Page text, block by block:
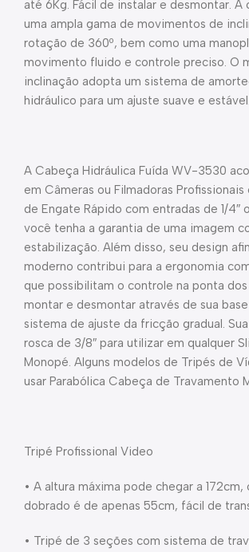
até 6Kg. Fácil de instalar e desmontar. A
uma ampla gama de movimentos de
rotação de 360º, bem como uma
movimento fluido e controle preciso. O
inclinação adopta um sistema de
hidráulico para um ajuste suave e estável.
A Cabeça Hidráulica Fuída WV-3530
em Câmeras ou Filmadoras Profissionais
de Engate Rápido com entradas de 1/4″
você tenha a garantia de uma imagem
estabilização. Além disso, seu design
moderno contribui para a ergonomia
que possibilitam o controle na ponta dos
montar e desmontar através de sua
sistema de ajuste da fricção gradual.
rosca de 3/8″ para utilizar em qualquer
Monopé. Alguns modelos de Tripés de
usar Parabólica Cabeça de Travamento
Tripé Profissional Video
• A altura máxima pode chegar a
dobrado é de apenas 55cm, fácil de
• Tripé de 3 seções com sistema de